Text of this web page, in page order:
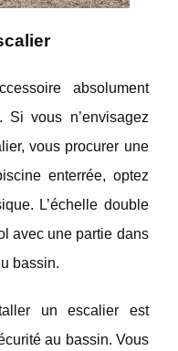
absolument
Si vous n’envisagez
vous procurer une
enterrée, optez
L’échelle double
avec une partie dans
bassin.
un escalier est
au bassin. Vous